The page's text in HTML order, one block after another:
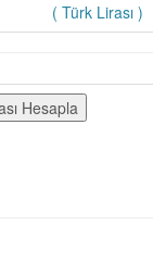
( Türk Lirası )